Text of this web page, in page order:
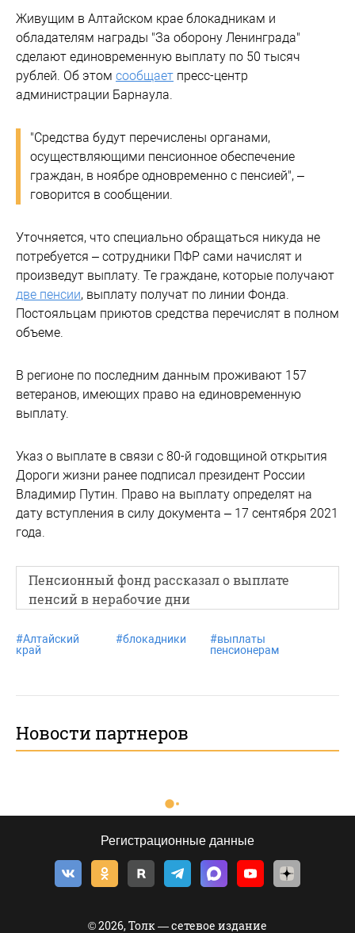
Живущим в Алтайском крае блокадникам и
обладателям награды "За оборону Ленинграда"
сделают единовременную выплату по 50 тысяч
рублей. Об этом сообщает пресс-центр
администрации Барнаула.
"Средства будут перечислены органами,
осуществляющими пенсионное обеспечение
граждан, в ноябре одновременно с пенсией", –
говорится в сообщении.
Уточняется, что специально обращаться никуда не
потребуется – сотрудники ПФР сами начислят и
произведут выплату. Те граждане, которые получают
две пенсии, выплату получат по линии Фонда.
Постояльцам приютов средства перечислят в полном
объеме.
В регионе по последним данным проживают 157
ветеранов, имеющих право на единовременную
выплату.
Указ о выплате в связи с 80-й годовщиной открытия
Дороги жизни ранее подписал президент России
Владимир Путин. Право на выплату определят на
дату вступления в силу документа – 17 сентября 2021
года.
Пенсионный фонд рассказал о выплате
пенсий в нерабочие дни
#Алтайский
край
#блокадники #выплаты
пенсионерам
Новости партнеров
Регистрационные данные
© 2026, Толк — сетевое издание